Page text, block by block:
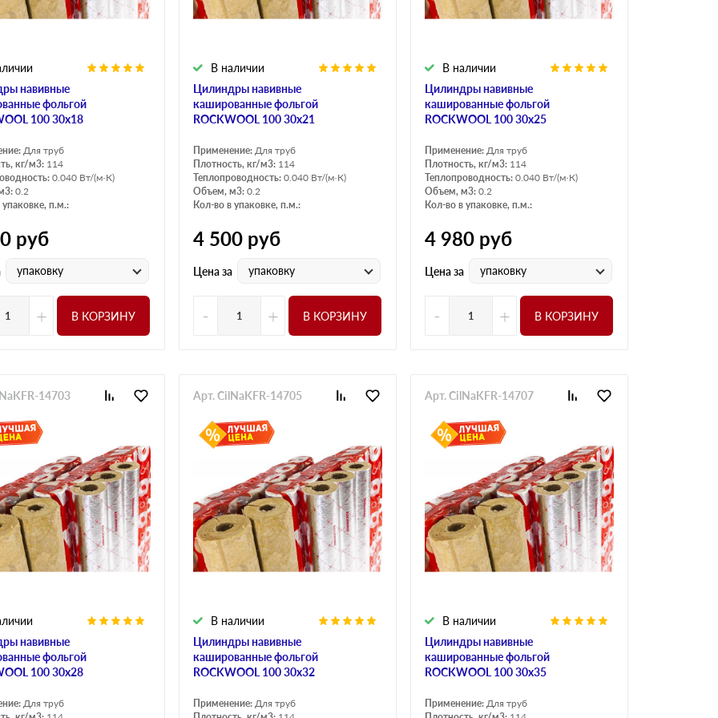
навивные
фольгой
100 30х18
Для труб
кг/м3: 114
0.040 Вт/(м·К)
0.2
упаковке, п.м.:
руб
упаковку
+ В КОРЗИНУ
Цилиндры навивные
кашированные фольгой
ROCKWOOL 100 30х21
В наличии
Применение: Для труб
Плотность, кг/м3: 114
Теплопроводность: 0.040 Вт/(м·К)
Объем, м3: 0.2
Кол-во в упаковке, п.м.:
4 500 руб
Цена за упаковку
- + В КОРЗИНУ
Цилиндры навивные
кашированные фольгой
ROCKWOOL 100 30х25
В наличии
Применение: Для труб
Плотность, кг/м3: 114
Теплопроводность: 0.040 Вт/(м·К)
Объем, м3: 0.2
Кол-во в упаковке, п.м.:
4 980 руб
Цена за упаковку
- + В КОРЗИНУ
навивные
фольгой
100 30х28
14703
Для труб
Цилиндры навивные
кашированные фольгой
ROCKWOOL 100 30х32
В наличии
Арт. CilNaKFR-14705
Применение: Для труб
Цилиндры навивные
кашированные фольгой
ROCKWOOL 100 30х35
В наличии
Арт. CilNaKFR-14707
Применение: Для труб